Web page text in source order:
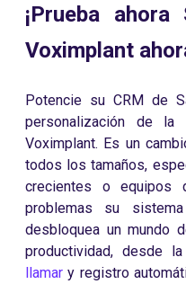
¡Prueba
Voximplant
Potencie su CRM de
personalización de
Voximplant. Es un
todos los tamaños,
crecientes o equipos
problemas su
desbloquea un mundo
productividad, desde
llamar y registro